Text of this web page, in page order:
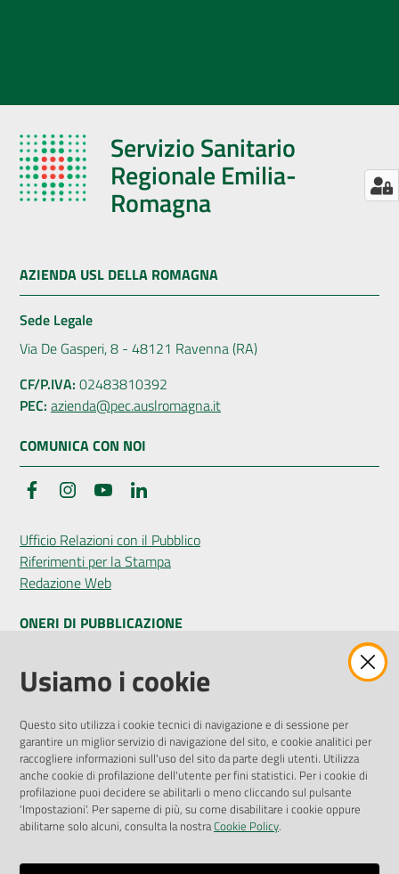
Servizio Sanitario
Regionale Emilia-
Romagna
AZIENDA USL DELLA ROMAGNA
Sede Legale
Via De Gasperi, 8 - 48121 Ravenna (RA)
CF/P.IVA: 02483810392
PEC: azienda@pec.auslromagna.it
COMUNICA CON NOI
FacebookInstagramYouTube
Ufficio Relazioni con il Pubblico
Riferimenti per la Stampa
Redazione Web
ONERI DI PUBBLICAZIONE
Amministrazione Trasparente
Pubblicità legale
Privacy Policy
Attuazione Misure PNRR
Liste di Attesa
ENTI, IMPRESE E PARTNER
Fatturazione Elettronica
Usiamo i cookie
Questo sito utilizza i cookie tecnici di navigazione e di sessione per
garantire un miglior servizio di navigazione del sito, e cookie analitici per
raccogliere informazioni sull'uso del sito da parte degli utenti. Utilizza
anche cookie di profilazione dell'utente per fini statistici. Per i cookie di
profilazione puoi decidere se abilitarli o meno cliccando sul pulsante
'Impostazioni'. Per saperne di più, su come disabilitare i cookie oppure
abilitarne solo alcuni, consulta la nostraCookie Policy.